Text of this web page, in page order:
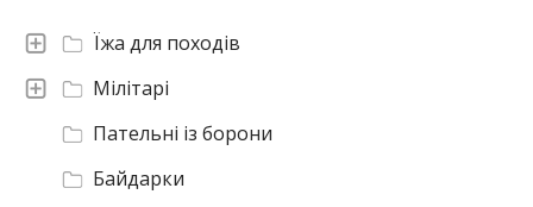
Байдарки
Пательні із борони
Мілітарі
Їжа для походів